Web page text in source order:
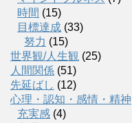
時間 (15)
目標達成 (33)
努力 (15)
世界観/人生観 (25)
人間関係 (51)
先延ばし (12)
心理・認知・感情・精神
充実感 (4)